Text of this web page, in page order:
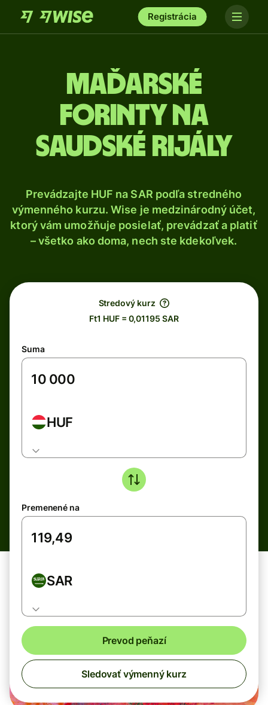
Registrácia
Maďarské
forinty na
saudské rijály
Prevádzajte HUF na SAR podľa stredného
výmenného kurzu. Wise je medzinárodný účet,
ktorý vám umožňuje posielať, prevádzať a platiť
– všetko ako doma, nech ste kdekoľvek.
Stredový kurz
Ft1 HUF = 0,01195 SAR
Suma
HUF
Premenené na
SAR
Prevod peňazí
Sledovať výmenný kurz